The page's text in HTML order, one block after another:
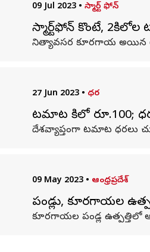
09 Jul 2023 • స్మార్ట్ ఫోన్
స్మార్ట్‌ఫోన్ కొంటే,
నిత్యావసర కూరగాయ అయిన
27 Jun 2023 • ధర
టమాట కిలో రూ.100;
దేశవ్యాప్తంగా టమాట ధరలు
09 May 2023 • ఆంధ్రప్రదేశ్
పండ్లు, కూరగాయల
కూరగాయల పండ్ల ఉత్పత్తిలో